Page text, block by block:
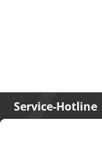
Service-Hotline